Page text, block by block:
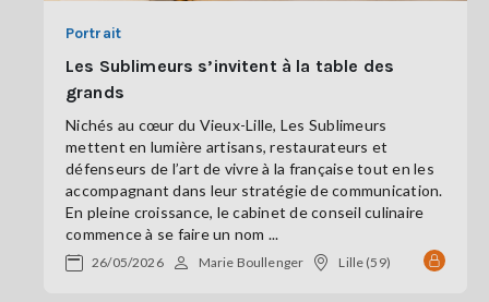
Portrait
Les Sublimeurs s’invitent à la table des
grands
Nichés au cœur du Vieux-Lille, Les Sublimeurs
mettent en lumière artisans, restaurateurs et
défenseurs de l’art de vivre à la française tout en les
accompagnant dans leur stratégie de communication.
En pleine croissance, le cabinet de conseil culinaire
commence à se faire un nom ...
26/05/2026 Marie Boullenger Lille (59)